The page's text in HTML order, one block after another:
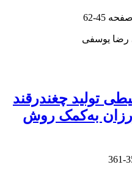
45-62
رضا یوسفی
تولید چغندرقند
به‌کمک ‌روش